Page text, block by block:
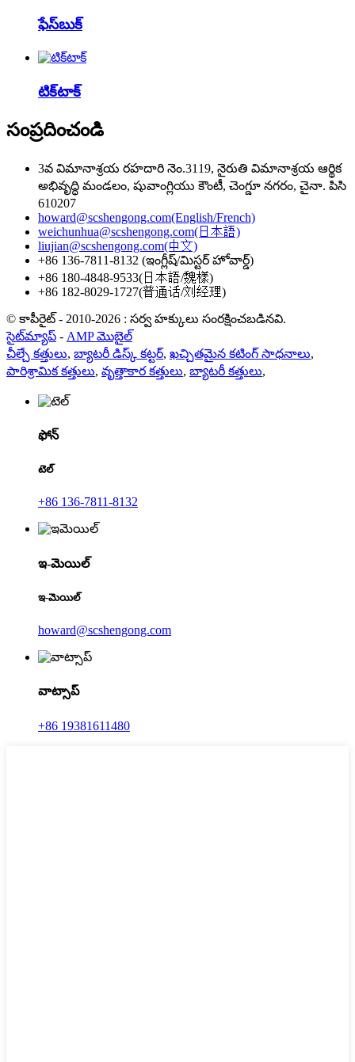
ఫేస్‌బుక్
టిక్‌టాక్
సంప్రదించండి
3వ విమానాశ్రయ రహదారి నెం.3119, నైరుతి విమానాశ్రయ ఆర్థిక
అభివృద్ధి మండలం, షువాంగ్లియు కౌంటీ, చెంగ్డూ నగరం, చైనా. పిసి
610207
howard@scshengong.com(English/French)
weichunhua@scshengong.com(日本語)
liujian@scshengong.com(中文)
+86 136-7811-8132 (ఇంగ్లీష్/మిస్టర్ హోవార్డ్)
+86 180-4848-9533(日本語/魏樣)
+86 182-8029-1727(普通话/刘经理)
© కాపీరైట్ - 2010-2026 : సర్వ హక్కులు సంరక్షించబడినవి.
సైట్‌మ్యాప్ - AMP మొబైల్
చీల్చే కత్తులు, బ్యాటరీ డిస్క్ కట్టర్, ఖచ్చితమైన కటింగ్ సాధనాలు,
పారిశ్రామిక కత్తులు, వృత్తాకార కత్తులు, బ్యాటరీ కత్తులు,
ఫోన్
టెల్
+86 136-7811-8132
ఇ-మెయిల్
ఇ-మెయిల్
howard@scshengong.com
వాట్సాప్
+86 19381611480